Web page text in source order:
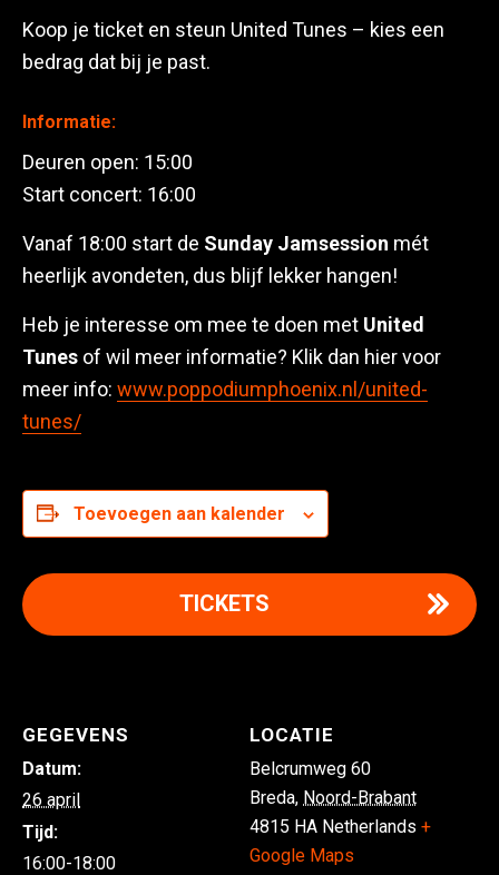
Koop je ticket en steun United Tunes – kies een
bedrag dat bij je past.
Informatie:
Deuren open: 15:00
Start concert: 16:00
Vanaf 18:00 start de Sunday Jamsession mét
heerlijk avondeten, dus blijf lekker hangen!
Heb je interesse om mee te doen met United
Tunes of wil meer informatie? Klik dan hier voor
meer info: www.poppodiumphoenix.nl/united-
tunes/
Toevoegen aan kalender
TICKETS
GEGEVENS
Datum:
26 april
Tijd:
16:00-18:00
LOCATIE
Belcrumweg 60
Breda, Noord-Brabant
4815 HA Netherlands +
Google Maps